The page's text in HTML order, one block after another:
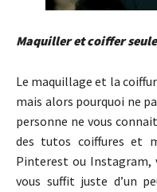
Maquiller et coiffer
Le maquillage et la
mais alors pourquoi ne
personne ne vous
des tutos coiffures et
Pinterest ou Instagram,
vous suffit juste d’un